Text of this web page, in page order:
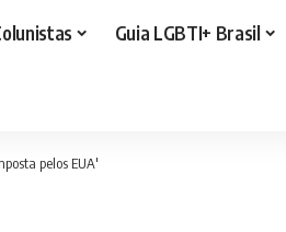
Guia LGBTI+ Brasil
pelos EUA'